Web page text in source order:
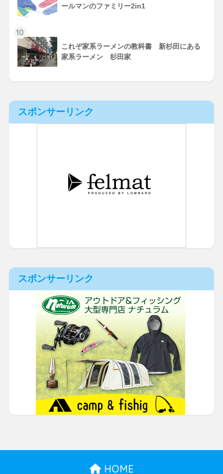
ールマンのファミリー2in1
10
これぞ家系ラーメンの教科書 新杉田にある
家系ラーメン 杉田家
スポンサーリンク
スポンサーリンク
HOME